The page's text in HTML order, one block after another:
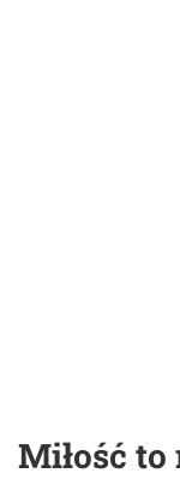
Miłość